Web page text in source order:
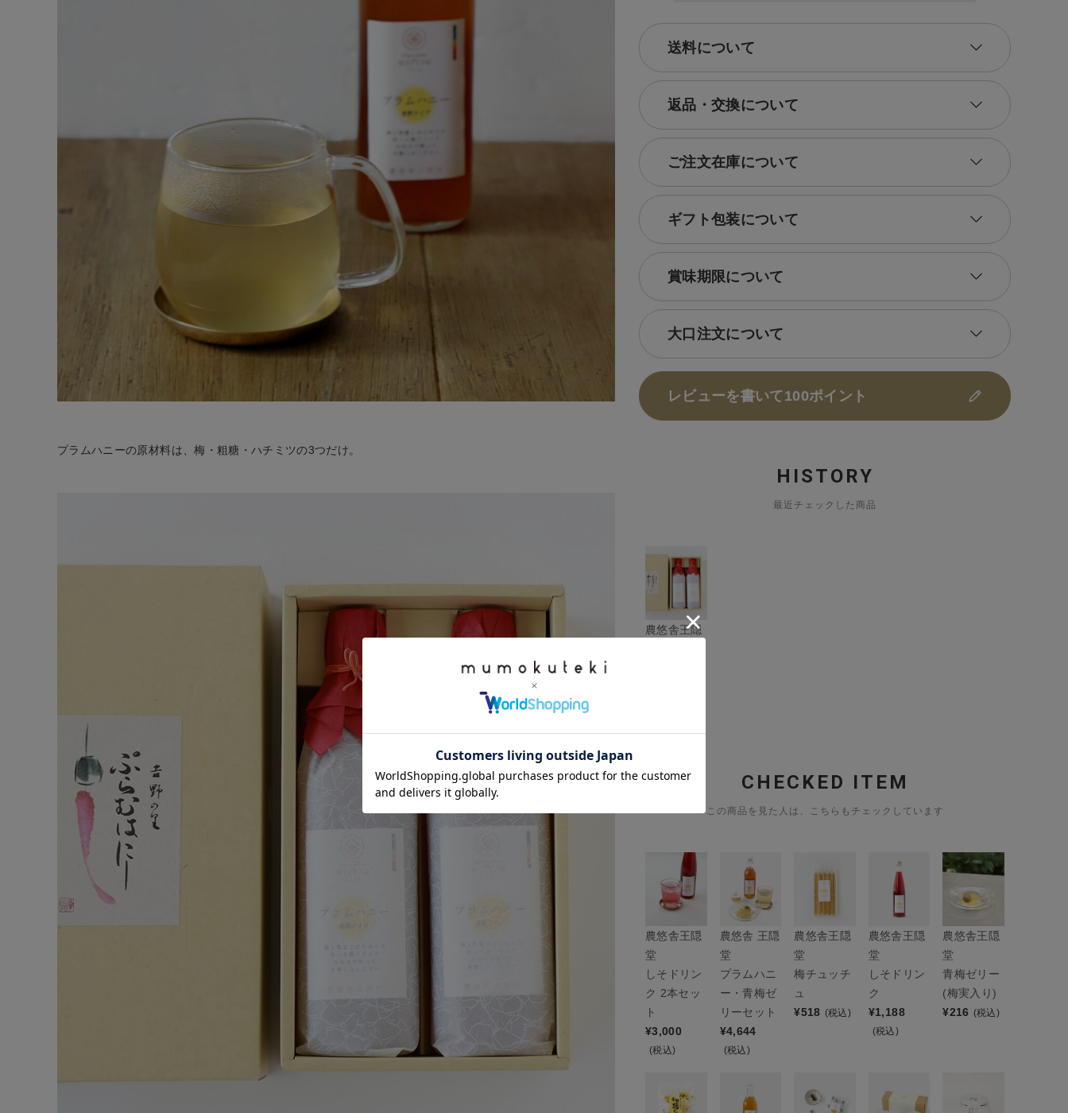
プラムハニーの原材料は、梅・粗糖・ハチミツの3つだけ。
送料について
返品・交換について
ご注文在庫について
ギフト包装について
賞味期限について
大口注文について
レビューを書いて100ポイント
HISTORY
最近チェックした商品
農悠舎王隠
CHECKED ITEM
この商品を見た人は、こちらもチェックしています
農悠舎王隠
堂
しそドリン
ク 2本セッ
ト
¥3,000
(税込)
農悠舎 王隠
堂
プラムハニ
ー・青梅ゼ
リーセット
¥4,644
(税込)
農悠舎王隠
堂
梅チュッチ
ュ
¥518 (税込)
農悠舎王隠
堂
しそドリン
ク
¥1,188
(税込)
農悠舎王隠
堂
青梅ゼリー
(梅実入り)
¥216 (税込)